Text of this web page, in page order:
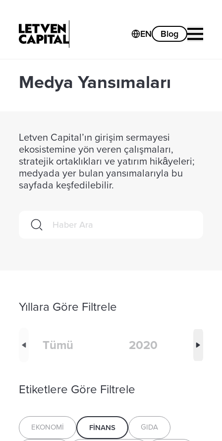
EN Blog
Medya Yansımaları
Letven Capital’ın girişim sermayesi
ekosistemine yön veren çalışmaları,
stratejik ortaklıkları ve yatırım hikâyeleri;
medyada yer bulan yansımalarıyla bu
sayfada keşfedilebilir.
Yıllara Göre Filtrele
Tümü 2020
Etiketlere Göre Filtrele
EKONOMI FINANS GIDA